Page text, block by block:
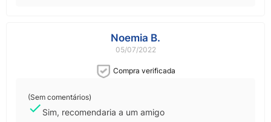
Noemia B.
05/07/2022
Compra verificada
(Sem comentários)
Sim, recomendaria a um amigo